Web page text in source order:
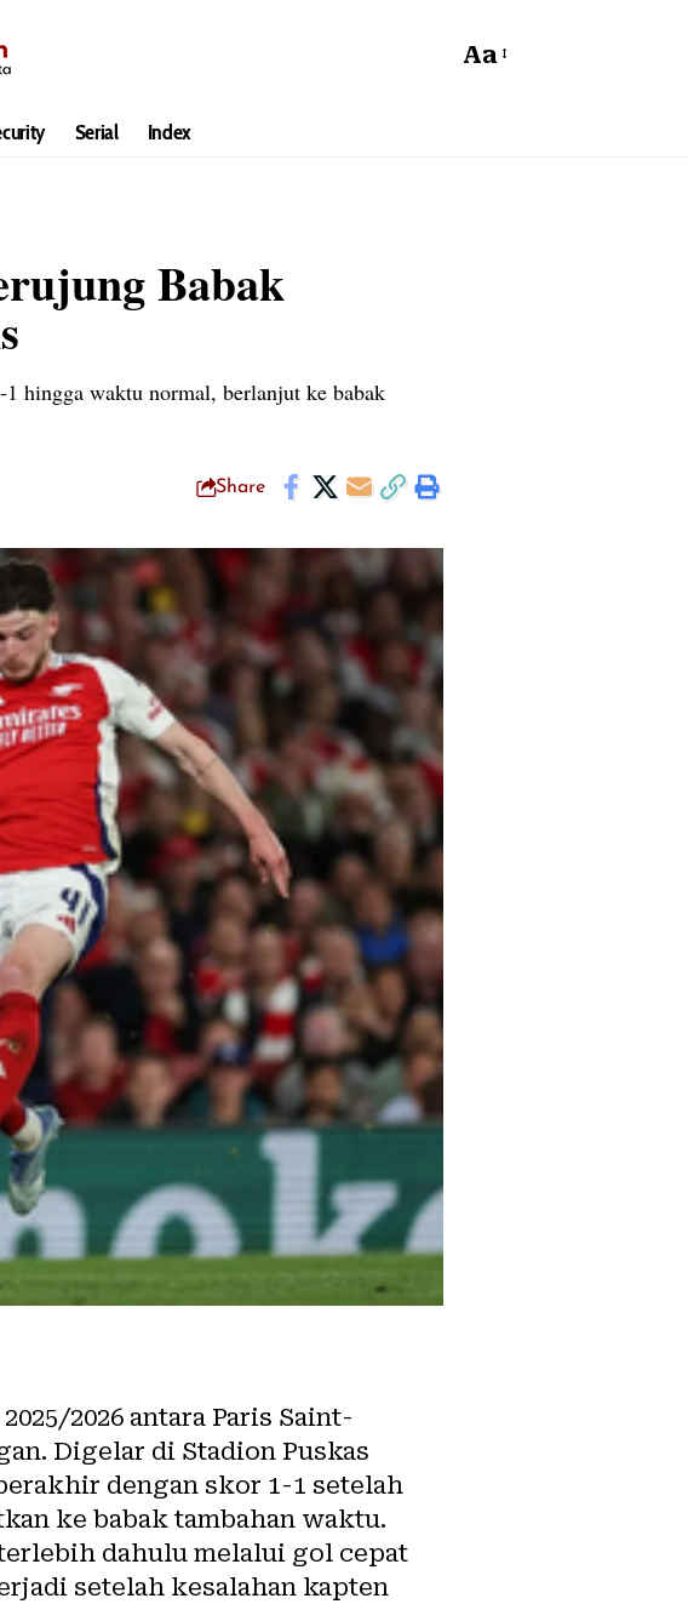
Aa
Serial Index
Babak
hingga waktu normal, berlanjut ke babak
Share
2026 antara Paris Saint-
Digelar di Stadion Puskas
dengan skor 1-1 setelah
ke babak tambahan waktu.
dahulu melalui gol cepat
setelah kesalahan kapten